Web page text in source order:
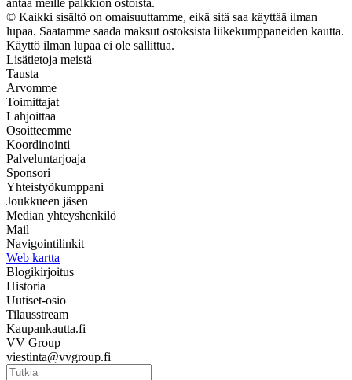
antaa meille palkkion ostoista.
© Kaikki sisältö on omaisuuttamme, eikä sitä saa käyttää ilman
lupaa. Saatamme saada maksut ostoksista liikekumppaneiden kautta.
Käyttö ilman lupaa ei ole sallittua.
Lisätietoja meistä
Tausta
Arvomme
Toimittajat
Lahjoittaa
Osoitteemme
Koordinointi
Palveluntarjoaja
Sponsori
Yhteistyökumppani
Joukkueen jäsen
Median yhteyshenkilö
Mail
Navigointilinkit
Web kartta
Blogikirjoitus
Historia
Uutiset-osio
Tilausstream
Kaupankautta.fi
VV Group
viestinta@vvgroup.fi